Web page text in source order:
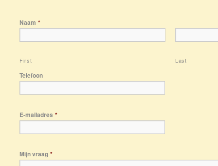
Naam *
First Last
Telefoon
E-mailadres *
Mijn vraag *